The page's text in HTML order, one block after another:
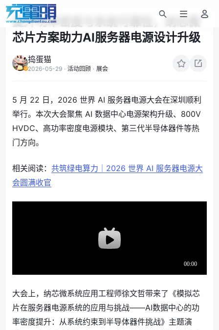
提升功率密度与系统可靠性，纳芯微
芯片方案助力AI服务器电源设计升级
捣蛋猫
2026-05-29 · 活动回顾 · 展会
5 月 22 日，2026 世界 AI 服务器电源大会在深圳顺利
举行。本次大会聚焦 AI 数据中心电源架构升级、800V
HVDC、高功率密度电源模块、第三代半导体器件等热
门方向。
相关阅读： 共筑绿电算力｜2026 世界 AI 服务器电源大
会圆满收官
大会上，纳芯微系统应用工程师徐文哲带来了《模拟芯
片在服务器电源系统的应用与挑战——AI数据中心的功
率密度提升：从系统约束到半导体器件挑战》主题演